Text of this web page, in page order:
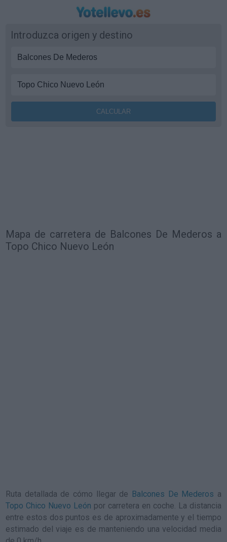
Introduzca origen y destino
Mapa de carretera de Balcones De Mederos a
Topo Chico Nuevo León
Ruta detallada de cómo llegar de Balcones De Mederos a
Topo Chico Nuevo León por carretera en coche. La distancia
entre estos dos puntos es de aproximadamente y el tiempo
estimado del viaje es de manteniendo una velocidad media